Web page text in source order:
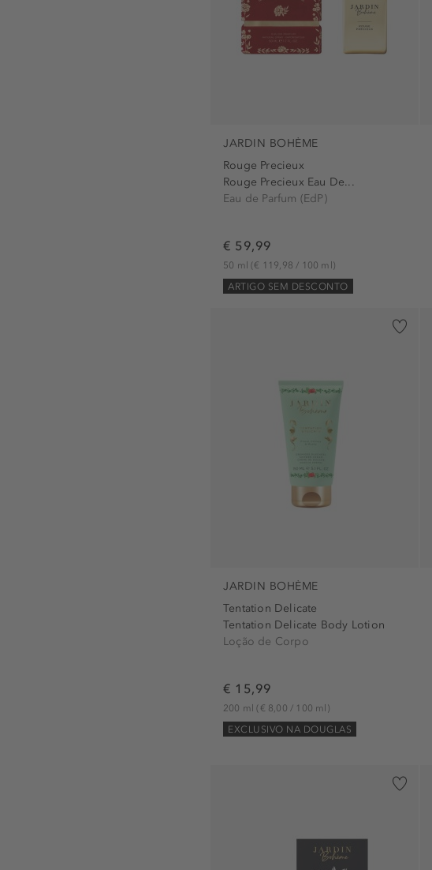
JARDIN BOHÈME
Rouge Precieux
Rouge Precieux Eau De...
Eau de Parfum (EdP)
€ 59,99
50 ml(€ 119,98 / 100 ml)
ARTIGO SEM DESCONTO
JARDIN BOHÈME
Tentation Delicate
Tentation Delicate Body Lotion
Loção de Corpo
€ 15,99
200 ml(€ 8,00 / 100 ml)
EXCLUSIVO NA DOUGLAS